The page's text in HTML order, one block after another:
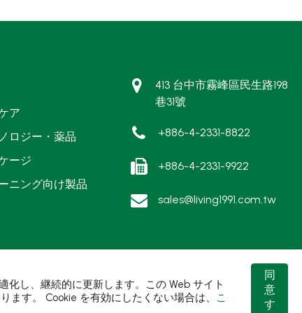
ア
ロジー・薬品
ージ
ニング向け製品
413 台中市霧峰區民生路198
巷31號
+886-4-2331-8822
+886-4-2331-9922
sales@living1991.com.tw
化し、継続的に更新します。この Web サイト
ます。 Cookie を有効にしたくない場合は、
こ
同
意
す